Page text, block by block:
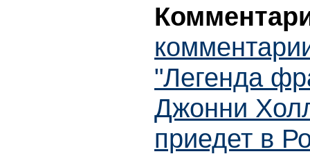
"Легенда
Джонни
приедет в